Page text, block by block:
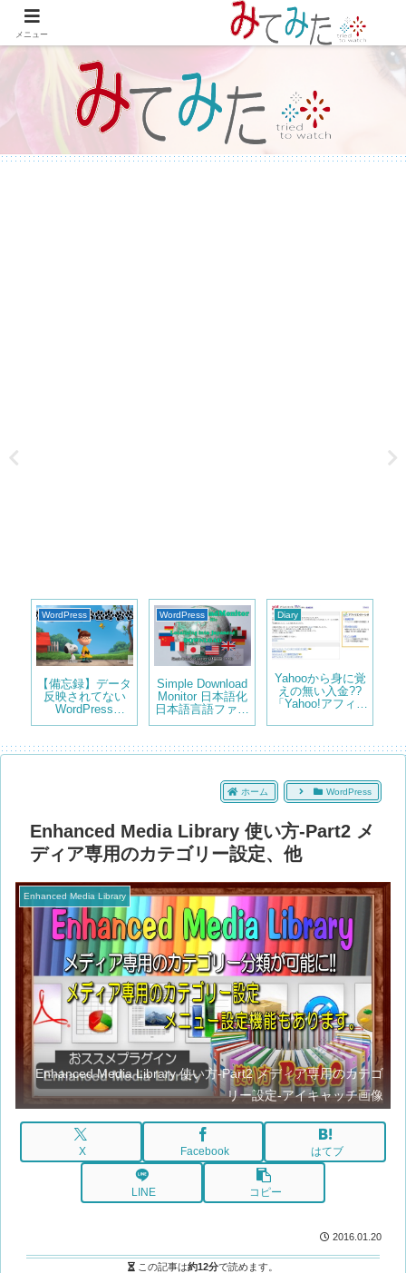
WordPressで綴る情報＆レビュー プラグインの紹介やテーマのカスタマイズ
等も書いてます。
WordPress
【備忘録】データ
反映されてない
WordPress
data so far”
WordPress
Simple Download
Monitor 日本語化
日本語言語ファイ
Diary
Yahooから身に覚
えの無い入金??
「Yahoo!アフィリ
機能終了のお知ら
ホーム WordPress
Enhanced Media Library 使い方-Part2 メ
ディア専用のカテゴリー設定、他
Enhanced Media Library
Enhanced Media Library 使い方-Part2 メディア専用のカテゴ
リー設定-アイキャッチ画像
X Facebook はてブ
LINE コピー
2016.01.20
この記事は約12分で読めます。
メニュー